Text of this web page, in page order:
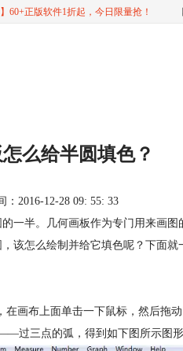
】60+正版软件1折起，今日限量抢！
么给半圆填色？
：2016-12-28 09: 55: 33
一半。几何画板作为专门用来画
该怎么绘制并给它填色呢？下面就
布上面单击一下鼠标，然后拖动
过三点的弧，得到如下图所示图形